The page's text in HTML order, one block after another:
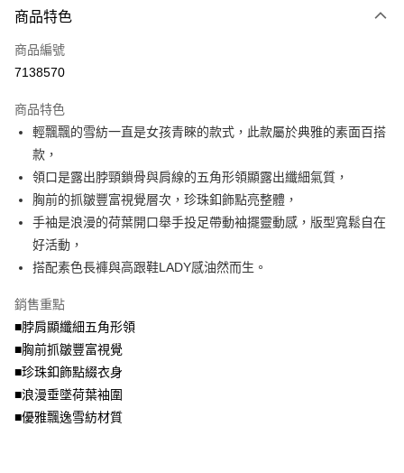
大哥付你分期
【大哥付你分期使用說明】
1.本服務由台灣大哥大提供，台灣大哥大用戶可立即使用無須另外申請。
流程，驗證手機門號後，選擇欲分期的期數、繳款截止日，確認付款後即完
成交易。
3.實際核准額度、可分期數及費用金額請依後續交易確認頁面所載為準。
4.訂單成立30分鐘內，如未前往確認交易或遇審核未通過，訂單將自動取
法說明評估內容。
【繳款方式說明】
1.分期款項不併入電信帳單，「大哥付你分期」於每月結算日後寄送繳費提
醒簡訊。
2.透過簡訊連結打開帳單後，可選擇「超商條碼／台灣大直營門市／銀行轉
帳／街口支付／iPASS MONEY」等通路繳費。
【注意事項】
1.本服務係由「台灣大哥大股份有限公司」（以下簡稱本公司）所提供，讓
用戶於交易時，得透過本服務購買商品或服務，並由商店將買賣／分期付款
買賣價金債權讓與本公司後，依約使用本公司帳單繳交帳款。
資料（包含姓名、電話或地址）提供予台灣大哥大進項蒐集、處理及利用，
由本公司與您本人進行分期帳單所需資料之確認、核對及更正。
3.完整用戶服務條款，請詳閱以下連結：
AFTEE先享後付
【關於「AFTEE先享後付」】
AFTEE先享後付是「在收到商品之後才付款」的支付方式。 讓您購物簡單
便利好安心！
１．簡單：不需註冊會員、不需綁卡、不需儲值。
２．便利：只要手機號碼，簡訊認證，即可結帳。
３．安心：先確認商品／服務後，再付款。
【「AFTEE先享後付」結帳流程】
１．於結帳方式選擇「AFTEE先享後付」後，將跳轉至「AFTEE先享後付」
２．訂單成立數日內，您將收到繳費通知簡訊。
ATM／網路銀行／等多元方式進行付款，方視為交易完成。
※ 請注意：結帳手續完成當下不需立刻繳費，但若您需要取消訂單，請聯絡
購買商品的店家。未經商家同意取消之訂單仍視為有效，需透過AFTEE先享
後付繳納相關費用。
※ 交易是否成功請以「AFTEE先享後付 」之結帳頁面顯示為準，若有關於
是否繳費成功／繳費後需取消欲退款等相關疑問，請聯繫「AFTEE先享後付
客戶支援中心」https://netprotections.freshdesk.com/support/home
ATM付款
全家取貨付款
每筆NT$70，滿NT$699(含以上)免運費
付款後全家取貨
7-11取貨付款
每筆NT$70，滿NT$799(含以上)免運費
付款後7-11取貨
每筆NT$70，滿NT$699(含以上)免運費
宅配
商品特色
商品編號
7138570
商品特色
輕飄飄的雪紡一直是女孩青睞的款式，此款屬於典雅的素面百搭
款，
領口是露出脖頸鎖骨與肩線的五角形領顯露出纖細氣質，
胸前的抓皺豐富視覺層次，珍珠釦飾點亮整體，
手袖是浪漫的荷葉開口舉手投足帶動袖擺靈動感，版型寬鬆自在
好活動，
搭配素色長褲與高跟鞋LADY感油然而生。
銷售重點
■脖肩顯纖細五角形領
■胸前抓皺豐富視覺
■珍珠釦飾點綴衣身
■浪漫垂墜荷葉袖圍
■優雅飄逸雪紡材質